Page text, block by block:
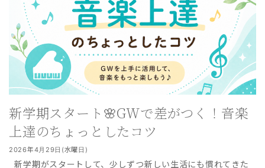
新学期スタート🌸GWで差がつく！音楽
上達のちょっとしたコツ
2026年4月29日(水曜日)
新学期がスタートして、少しずつ新しい生活にも慣れてきた